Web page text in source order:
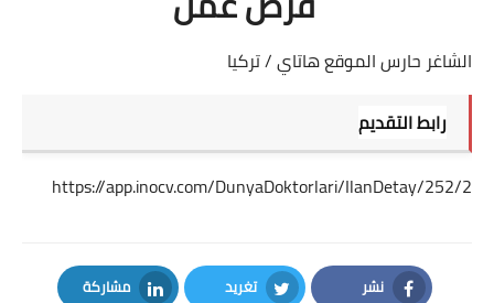
الشاغر حارس الموقع هاتاي / تركيا
رابط التقديم
https://app.inocv.com/DunyaDoktorlari/IlanDetay/252/2
نشر تغريد مشاركة